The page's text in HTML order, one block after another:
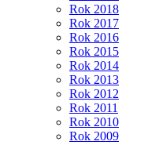
Rok 2018
Rok 2017
Rok 2016
Rok 2015
Rok 2014
Rok 2013
Rok 2012
Rok 2011
Rok 2010
Rok 2009